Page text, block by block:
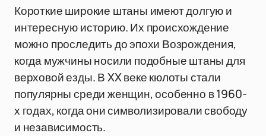
Короткие широкие штаны имеют долгую и
интересную историю. Их происхождение
можно проследить до эпохи Возрождения,
когда мужчины носили подобные штаны для
верховой езды. В XX веке кюлоты стали
популярны среди женщин, особенно в 1960-
х годах, когда они символизировали свободу
и независимость.